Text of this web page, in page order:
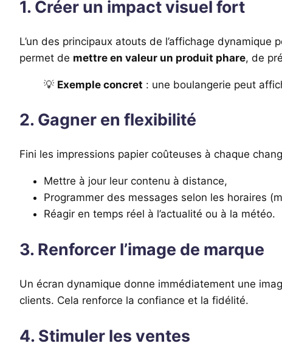
1. Créer un impact visuel fort
L’un des principaux atouts de l’affichage dynamique
permet de mettre en valeur un produit phare, de
💡 Exemple concret : une boulangerie peut
2. Gagner en flexibilité
Fini les impressions papier coûteuses à chaque
Mettre à jour leur contenu à distance,
Programmer des messages selon les horaires
Réagir en temps réel à l’actualité ou à la météo.
3. Renforcer l’image de marque
Un écran dynamique donne immédiatement une
clients. Cela renforce la confiance et la fidélité.
4. Stimuler les ventes